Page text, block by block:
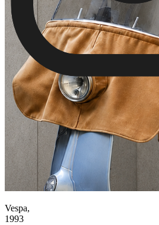
Vespa,
1993